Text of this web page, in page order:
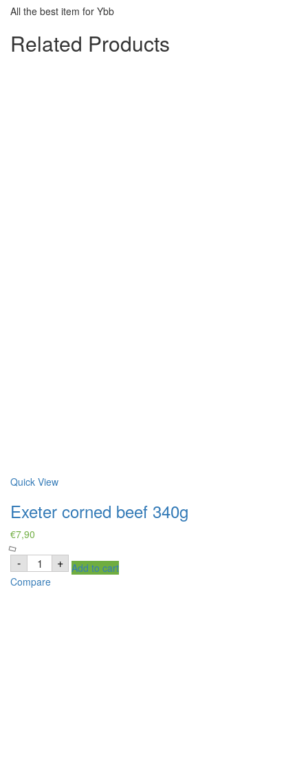
All the best item for Ybb
Related Products
Quick View
Exeter corned beef 340g
€7,90
- Exeter
corned
beef
340g
+ Add to cart
Compare